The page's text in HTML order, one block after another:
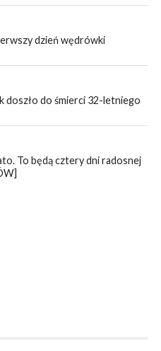
dzień wędrówki
doszło do śmierci 32-letniego
To będą cztery dni radosnej